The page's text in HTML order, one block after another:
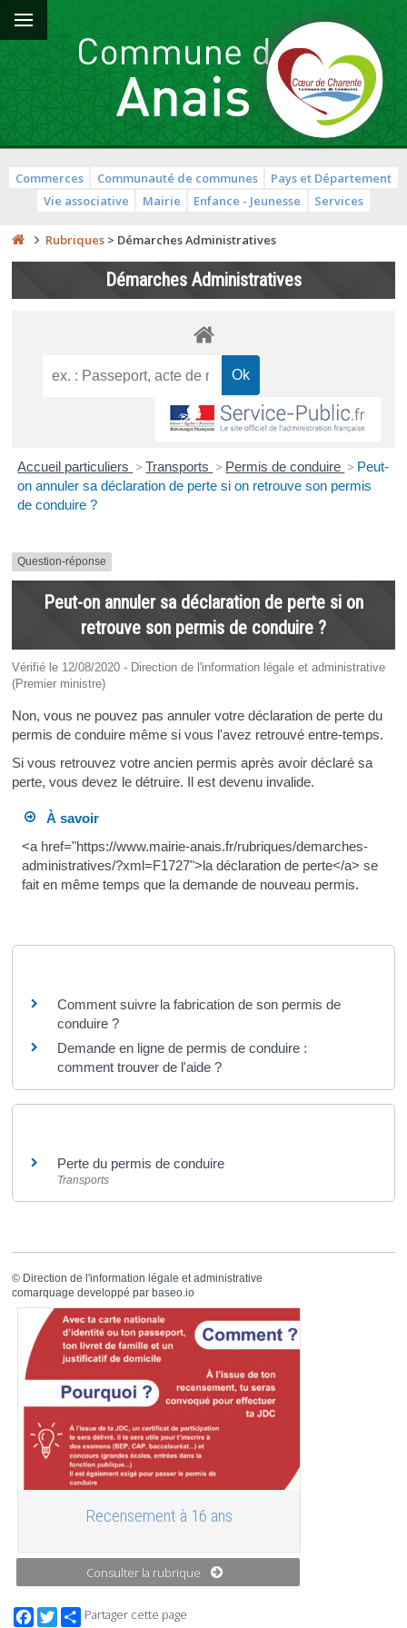
Commerces Communauté de communes
Pays et Département
Vie associative
Mairie Enfance - Jeunesse Services
Rubriques > Démarches Administratives
Démarches Administratives
Accueil particuliers > Transports > Permis de conduire > Peut-
on annuler sa déclaration de perte si on retrouve son permis
de conduire ?
Question-réponse
Peut-on annuler sa déclaration de perte si on
retrouve son permis de conduire ?
Vérifié le 12/08/2020 - Direction de l'information légale et administrative
(Premier ministre)
Non, vous ne pouvez pas annuler votre déclaration de perte du
permis de conduire même si vous l'avez retrouvé entre-temps.
Si vous retrouvez votre ancien permis après avoir déclaré sa
perte, vous devez le détruire. Il est devenu invalide.
À savoir
<a href="https://www.mairie-anais.fr/rubriques/demarches-
administratives/?xml=F1727">la déclaration de perte</a> se
fait en même temps que la demande de nouveau permis.
Comment suivre la fabrication de son permis de
conduire ?
Demande en ligne de permis de conduire :
comment trouver de l'aide ?
Perte du permis de conduire
Transports
© Direction de l'information légale et administrative
comarquage developpé par baseo.io
Recensement à 16 ans
Consulter la rubrique
Facebook
TwitterPartager cette page